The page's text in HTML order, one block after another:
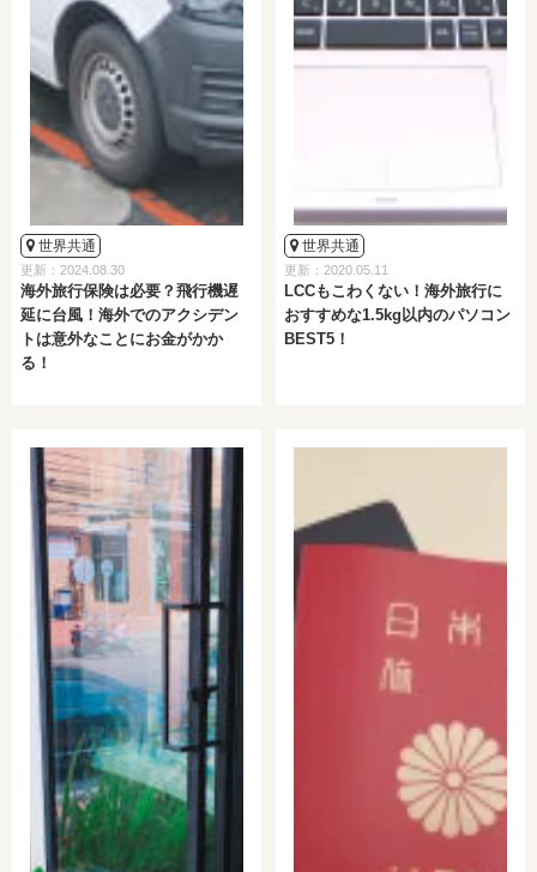
世界共通
更新：2024.08.30
海外旅行保険は必要？飛行機遅
延に台風！海外でのアクシデン
トは意外なことにお金がかか
る！
世界共通
更新：2020.05.11
LCCもこわくない！海外旅行に
おすすめな1.5kg以内のパソコン
BEST5！